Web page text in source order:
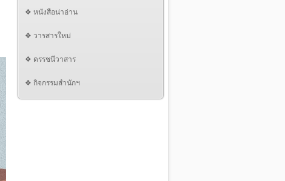
❖ หนังสือน่าอ่าน
❖ วารสารใหม่
❖ ดรรชนีวาสาร
❖ กิจกรรมสำนักฯ